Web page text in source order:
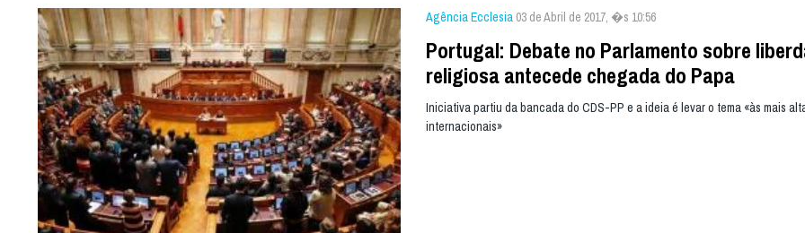
Agência Ecclesia 03 de Abril de 2017, �s 10:56
Portugal: Debate no Parlamento sobre
religiosa antecede chegada do Papa
Iniciativa partiu da bancada do CDS-PP e a ideia é levar o tema «às mais
internacionais»